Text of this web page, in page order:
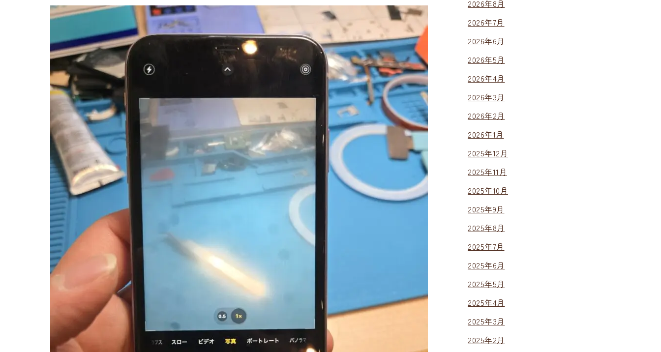
2026年8月
2026年7月
2026年6月
2026年5月
2026年4月
2026年3月
2026年2月
2026年1月
2025年12月
2025年11月
2025年10月
2025年9月
2025年8月
2025年7月
2025年6月
2025年5月
2025年4月
2025年3月
2025年2月